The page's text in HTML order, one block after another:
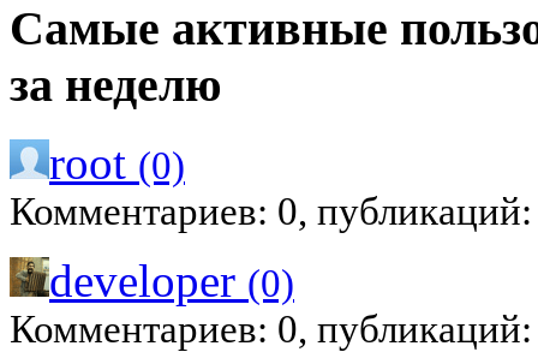
Самые активные
за неделю
root (0)
Комментариев: 0,
developer (0)
Комментариев: 0,